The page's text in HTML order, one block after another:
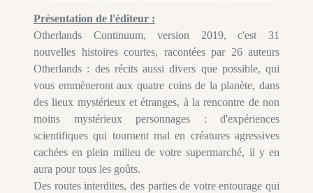
Présentation de l'éditeur :
Otherlands Continuum, version 2019, c'est 31
nouvelles histoires courtes, racontées par 26 auteurs
Otherlands : des récits aussi divers que possible, qui
vous emmèneront aux quatre coins de la planète, dans
des lieux mystérieux et étranges, à la rencontre de non
moins mystérieux personnages : d'expériences
scientifiques qui tournent mal en créatures agressives
cachées en plein milieu de votre supermarché, il y en
aura pour tous les goûts.
Des routes interdites, des parties de votre entourage qui